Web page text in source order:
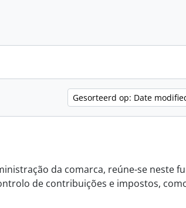
Gesorteerd op: Date
da comarca, reúne-se neste
de contribuições e impostos,